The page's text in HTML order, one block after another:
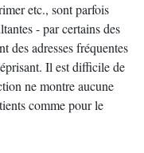
etc., sont parfois
- par certains des
adresses fréquentes
Il est difficile de
ne montre aucune
comme pour le